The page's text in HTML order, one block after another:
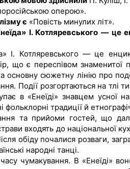
оперою».
є «Повість минулих літ».
І. Котляревського — це
І. Котляревського — це
що є переспівом знаменитої
основну сюжетну лінію про
Події розгортаються на тлі
в «Енеїді» знавцем усної
традиції й
та прийоми гостей, що
входять до національної
обіду почалися розваги,
народні танці.
чумакування. В «Енеїді»